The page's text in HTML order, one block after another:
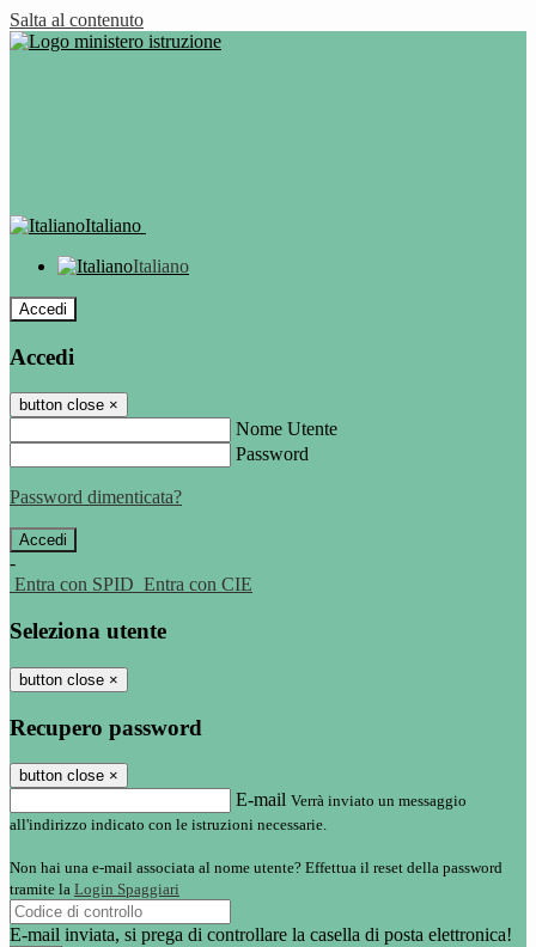
Salta al contenuto
Italiano
Italiano
Accedi
Accedi
button close ×
Nome Utente
Password
Password dimenticata?
-
Entra con SPID Entra con CIE
Seleziona utente
button close ×
Recupero password
button close ×
E-mail Verrà inviato un messaggio
all'indirizzo indicato con le istruzioni necessarie.
Non hai una e-mail associata al nome utente? Effettua il reset della password
tramite la Login Spaggiari
E-mail inviata, si prega di controllare la casella di posta elettronica!